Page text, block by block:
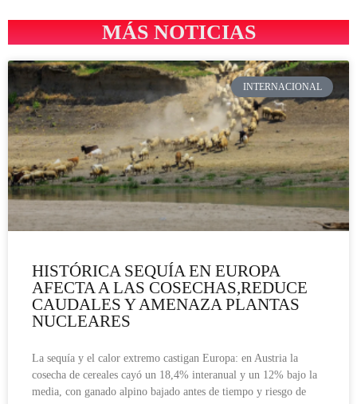
MÁS NOTICIAS
INTERNACIONAL
HISTÓRICA SEQUÍA EN EUROPA
AFECTA A LAS COSECHAS,REDUCE
CAUDALES Y AMENAZA PLANTAS
NUCLEARES
La sequía y el calor extremo castigan Europa: en Austria la
cosecha de cereales cayó un 18,4% interanual y un 12% bajo la
media, con ganado alpino bajado antes de tiempo y riesgo de